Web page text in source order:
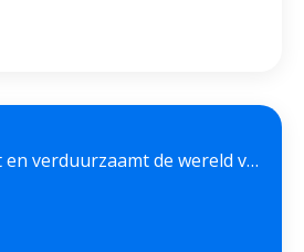
Yumeko verandert en verduurzaamt de wereld van het slapen